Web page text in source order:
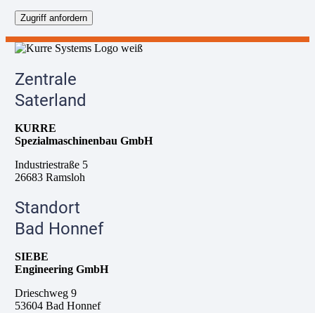
a
s
e
d
i
s
e
F
e
d
l
e
r
.
Zentrale
Saterland
KURRE
Spezialmaschinenbau GmbH
Industriestraße 5
26683 Ramsloh
Standort
Bad Honnef
SIEBE
Engineering GmbH
Drieschweg 9
53604 Bad Honnef